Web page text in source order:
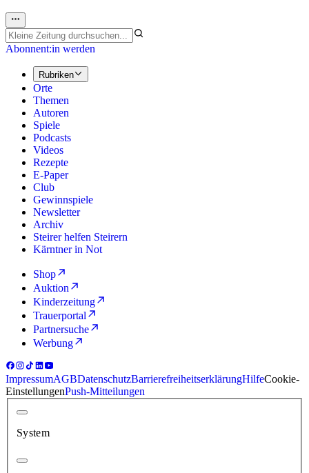
Abonnent:in werden
Rubriken
Orte
Themen
Autoren
Spiele
Podcasts
Videos
Rezepte
E-Paper
Club
Gewinnspiele
Newsletter
Archiv
Steirer helfen Steirern
Kärntner in Not
Shop
Auktion
Kinderzeitung
Trauerportal
Partnersuche
Werbung
ImpressumAGBDatenschutzBarrierefreiheitserklärungHilfeCookie-
EinstellungenPush-Mitteilungen
System